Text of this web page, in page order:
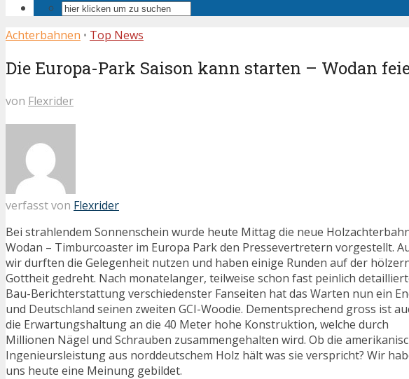
Achterbahnen • Top News
Die Europa-Park Saison kann starten – Wodan
von Flexrider
verfasst von Flexrider
Bei strahlendem Sonnenschein wurde heute Mittag die neue
Wodan – Timburcoaster im Europa Park den Pressevertretern vorgestellt.
wir durften die Gelegenheit nutzen und haben einige Runden auf der
Gottheit gedreht. Nach monatelanger, teilweise schon fast peinlich
Bau-Berichterstattung verschiedenster Fanseiten hat das Warten nun ein
und Deutschland seinen zweiten GCI-Woodie. Dementsprechend gross ist
die Erwartungshaltung an die 40 Meter hohe Konstruktion, welche durch
Millionen Nägel und Schrauben zusammengehalten wird. Ob die
Ingenieursleistung aus norddeutschem Holz hält was sie verspricht? Wir
uns heute eine Meinung gebildet.